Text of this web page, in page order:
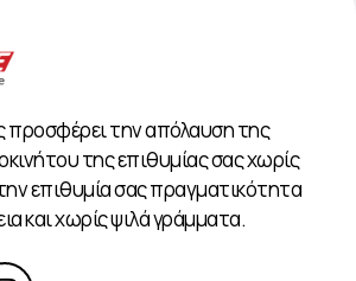
προσφέρει την απόλαυση της
της επιθυμίας σας χωρίς
επιθυμία σας πραγματικότητα
και χωρίς ψιλά γράμματα.